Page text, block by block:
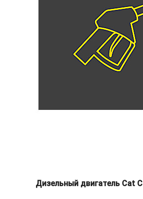
Дизельный двигатель Cat